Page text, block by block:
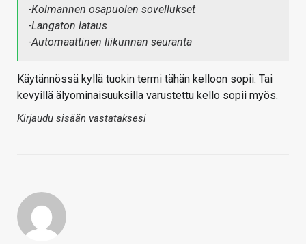
-Kolmannen osapuolen sovellukset
-Langaton lataus
-Automaattinen liikunnan seuranta
Käytännössä kyllä tuokin termi tähän kelloon sopii. Tai
kevyillä älyominaisuuksilla varustettu kello sopii myös.
Kirjaudu sisään vastataksesi